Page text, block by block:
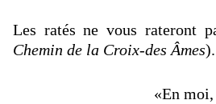
Les ratés ne vous rateront
Chemin de la Croix-des Âmes).
«En